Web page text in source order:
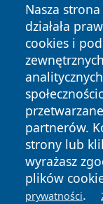
Nasza
działała
cookies i
partnerów.
strony lub
wyrażasz
plików
prywatności.
Copyright © 2026
zastrzeżone.
News Autorzy